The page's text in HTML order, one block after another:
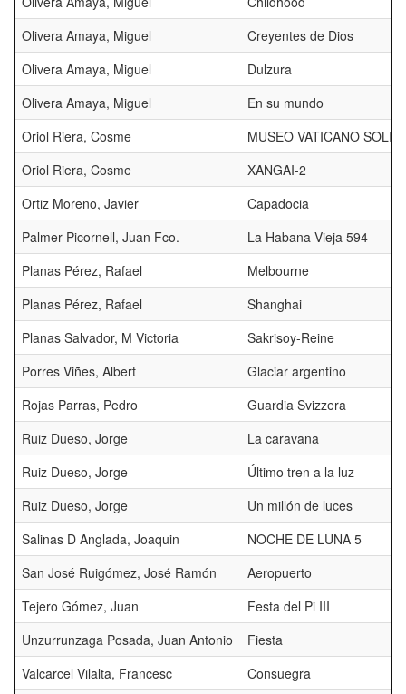
Olivera Amaya, Miguel
Creyentes de Dios
Olivera Amaya, Miguel
Dulzura
Olivera Amaya, Miguel
En su mundo
Oriol Riera, Cosme
MUSEO VATICANO
Oriol Riera, Cosme
XANGAI-2
Ortiz Moreno, Javier
Capadocia
Palmer Picornell, Juan Fco.
La Habana Vieja 594
Planas Pérez, Rafael
Melbourne
Planas Pérez, Rafael
Shanghai
Planas Salvador, M Victoria
Sakrisoy-Reine
Porres Viñes, Albert
Glaciar argentino
Rojas Parras, Pedro
Guardia Svizzera
Ruiz Dueso, Jorge
La caravana
Ruiz Dueso, Jorge
Último tren a la luz
Ruiz Dueso, Jorge
Un millón de luces
Salinas D Anglada, Joaquin
NOCHE DE LUNA 5
San José Ruigómez, José Ramón
Aeropuerto
Tejero Gómez, Juan
Festa del Pi III
Unzurrunzaga Posada, Juan Antonio
Fiesta
Valcarcel Vilalta, Francesc
Consuegra